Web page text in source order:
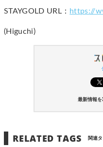
STAYGOLD URL： https://
(Higuchi)
最新情報を
RELATED TAGS 関連